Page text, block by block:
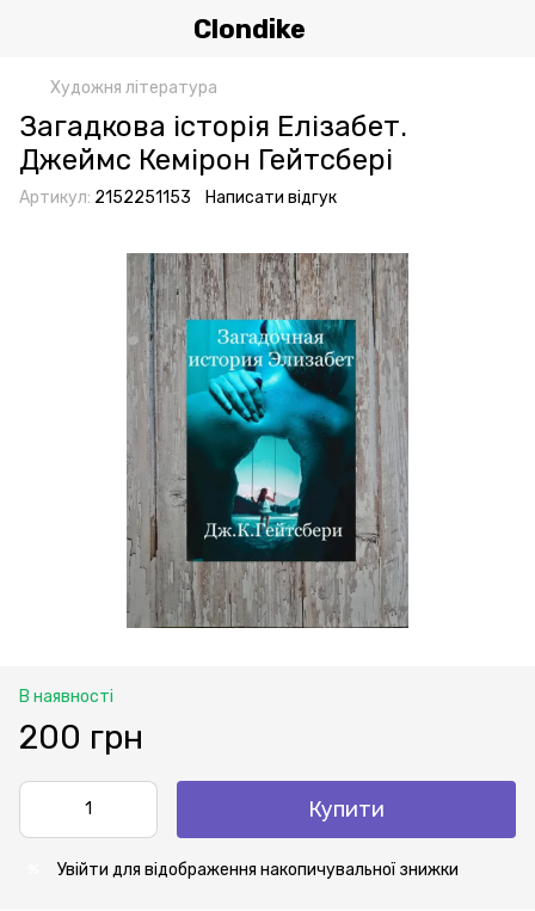
Clondike
Художня література
Загадкова історія Елізабет.
Джеймс Кемірон Гейтсбері
Артикул: 2152251153 Написати відгук
В наявності
200 грн
Купити
Увійти для відображення накопичувальної знижки